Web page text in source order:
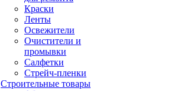
Краски
Ленты
Освежители
Очистители и
промывки
Салфетки
Стрейч-пленки
Строительные товары